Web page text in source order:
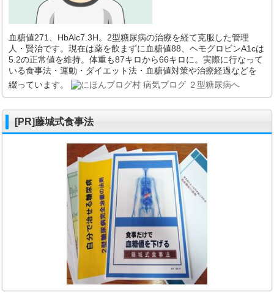
血糖値271、HbAlc7.3H。2型糖尿病の治療を経て克服した管理
人・賢治です。現在は薬を飲まずに血糖値88、ヘモグロビンA1cは
5.2の正常値を維持。体重も87キロから66キロに。実際に行なって
いる食事法・運動・ダイエット法・血糖値対策や治療経過などを
綴っています。
[PR]藤城式食事法